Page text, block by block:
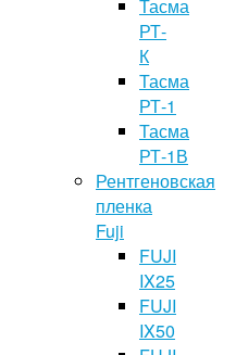
Тасма
РТ-
К
Тасма
РТ-1
Тасма
РТ-1В
Рентгеновская
пленка
Fuji
FUJI
IX25
FUJI
IX50